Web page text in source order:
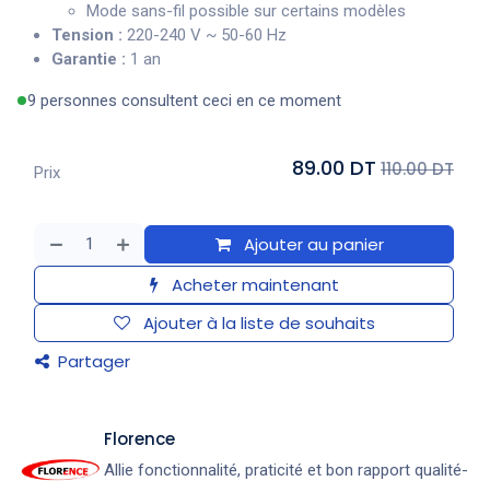
Mode sans-fil possible sur certains modèles
Tension : 220-240 V ~ 50-60 Hz
Garantie : 1 an
9 personnes consultent ceci en ce moment
Ajouter au panier
Acheter maintenant
Ajouter à la liste de souhaits
Partager
Prix 89.00 DT 110.00 DT
​Florence
Allie fonctionnalité, praticité et bon rapport qualité-